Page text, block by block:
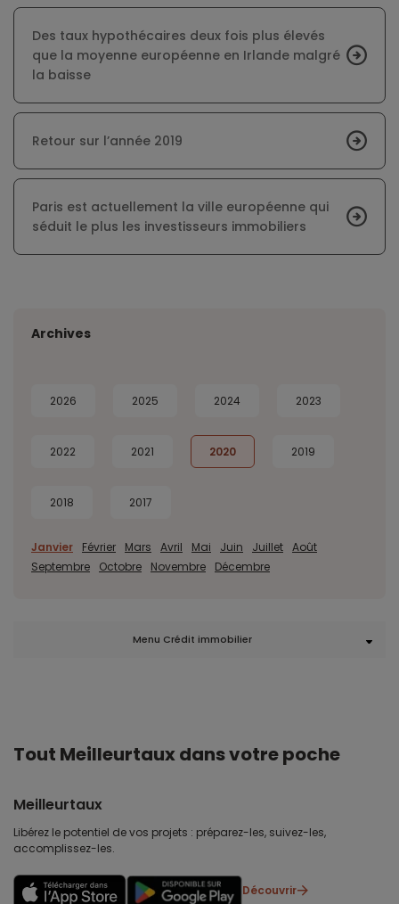
Des taux hypothécaires deux fois plus élevés
que la moyenne européenne en Irlande malgré
la baisse
Retour sur l’année 2019
Paris est actuellement la ville européenne qui
séduit le plus les investisseurs immobiliers
Archives
2026 2025 2024 2023
2022 2021 2020 2019
2018 2017
Janvier Février Mars Avril Mai Juin Juillet Août
Septembre
Octobre Novembre Décembre
Menu Crédit immobilier
Tout Meilleurtaux dans votre poche
Meilleurtaux
Libérez le potentiel de vos projets : préparez-les, suivez-les,
accomplissez-les.
Découvrir